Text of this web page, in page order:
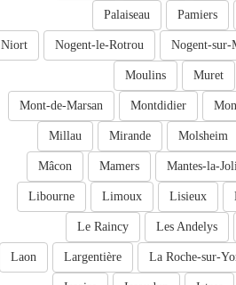
Pamiers
Palaiseau
Nogent-sur-
Nogent-le-Rotrou
Niort
Muret
Moulins
Montdidier
Mont-de-Marsan
Molsheim
Mirande
Millau
Mantes-la-
Mamers
Mâcon
Lisieux
Limoux
Libourne
Les Andelys
Le Raincy
La Roche-sur-
Largentière
Laon